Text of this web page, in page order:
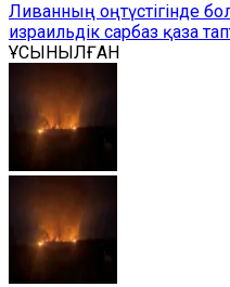
Ливанның оңтүстігінде
израильдік сарбаз қаза
ҰСЫНЫЛҒАН